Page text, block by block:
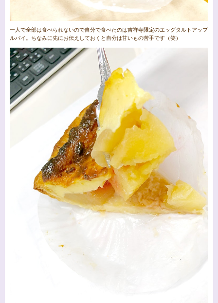
一人で全部は食べられないので自分で食べたのは吉祥寺限定のエッグタルトアップ
ルパイ。ちなみに先にお伝えしておくと自分は甘いもの苦手です（笑）